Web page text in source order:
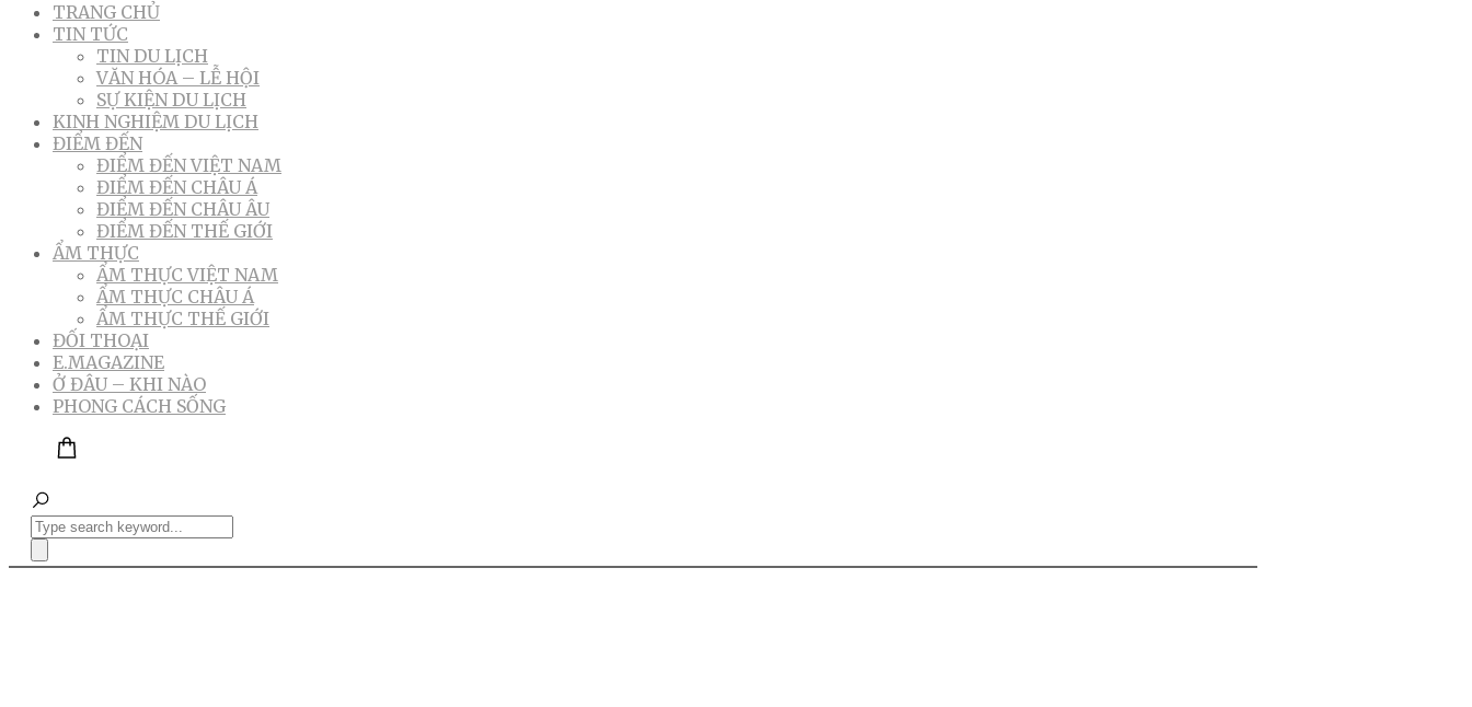
TRANG CHỦ
TIN TỨC
TIN DU LỊCH
VĂN HÓA – LỄ HỘI
SỰ KIỆN DU LỊCH
KINH NGHIỆM DU LỊCH
ĐIỂM ĐẾN
ĐIỂM ĐẾN VIỆT NAM
ĐIỂM ĐẾN CHÂU Á
ĐIỂM ĐẾN CHÂU ÂU
ĐIỂM ĐẾN THẾ GIỚI
ẨM THỰC
ẨM THỰC VIỆT NAM
ẨM THỰC CHÂU Á
ẨM THỰC THẾ GIỚI
ĐỐI THOẠI
E.MAGAZINE
Ở ĐÂU – KHI NÀO
PHONG CÁCH SỐNG